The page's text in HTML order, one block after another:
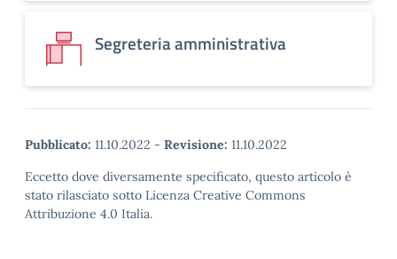
Segreteria amministrativa
Pubblicato: 11.10.2022 - Revisione: 11.10.2022
Eccetto dove diversamente specificato, questo articolo è
stato rilasciato sotto Licenza Creative Commons
Attribuzione 4.0 Italia.